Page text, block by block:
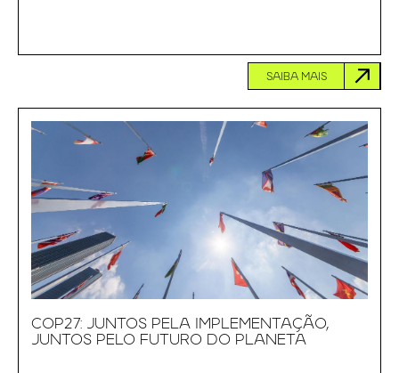
SAIBA MAIS
COP27: JUNTOS PELA IMPLEMENTAÇÃO,
JUNTOS PELO FUTURO DO PLANETA